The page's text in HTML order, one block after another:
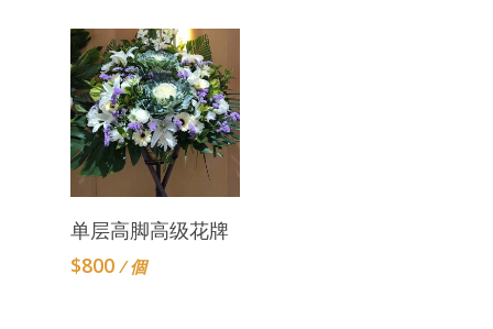
Add To Cart
单层高脚高级花牌
$800 / 個